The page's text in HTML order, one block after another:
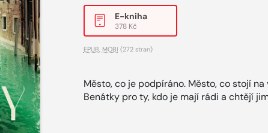
E-kniha
378 Kč
EPUB MOBI (272 stran)
Město, co je podpíráno. Město, co stojí na
Benátky pro ty, kdo je mají rádi a chtějí